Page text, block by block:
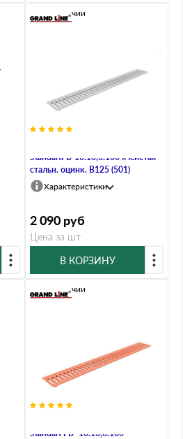
StandartРВ-10.13,6.100 ячеистая
стальн. оцинк. В125 (501)
В наличии
Характеристики
2 090 руб
Цена за шт
В КОРЗИНУ
Standart РВ -10.13,6.100 -
В наличии